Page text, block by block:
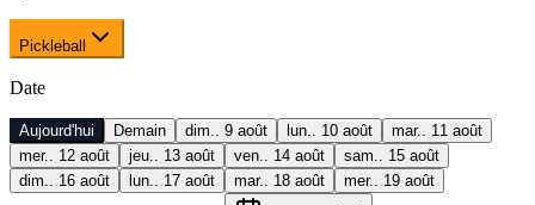
Pickleball
Date
Aujourd'hui Demain dim.. 9 août lun.. 10 août
mar.. 11 août
mer.. 12 août
jeu.. 13 août ven.. 14 août
sam.. 15 août
dim.. 16 août
lun.. 17 août mar.. 18 août mer.. 19 août